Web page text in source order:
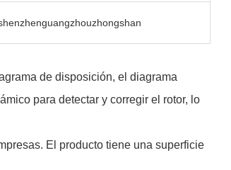
de disposición, el diagrama
para detectar y corregir el rotor, lo
El producto tiene una superficie